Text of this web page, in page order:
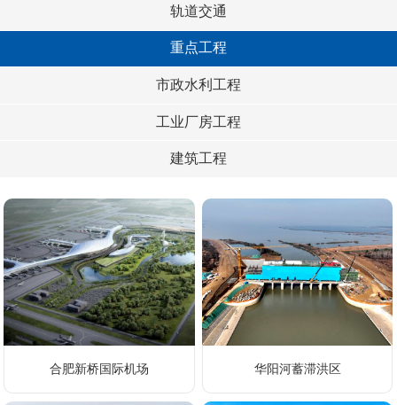
轨道交通
重点工程
市政水利工程
工业厂房工程
建筑工程
合肥新桥国际机场 华阳河蓄滞洪区